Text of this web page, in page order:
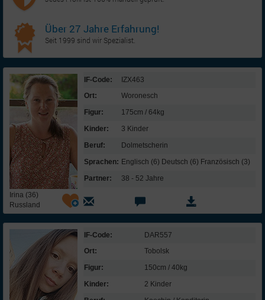
Über 27 Jahre Erfahrung!
Seit 1999 sind wir Spezialist.
Irina (36)
Russland
IF-Code:
IZX463
Ort:
Woronesch
Figur:
175cm / 64kg
Kinder:
3 Kinder
Beruf:
Dolmetscherin
Sprachen: Englisch (6) Deutsch (6) Französisch (3)
Partner:
38 - 52 Jahre
IF-Code:
DAR557
Ort:
Tobolsk
Figur:
150cm / 40kg
Kinder:
2 Kinder